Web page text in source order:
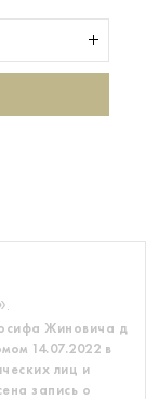
Жиновича д
14.07.2022 в
лиц и
запись о